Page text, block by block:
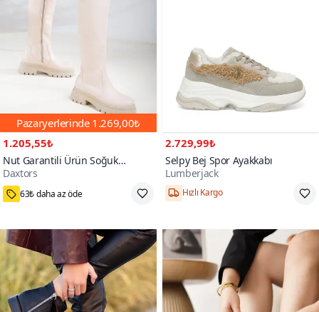
Pazaryerlerinde 1.269,00₺
1.205,55₺
Nut Garantili Ürün Soğuk
Geçirmez Kışlık Çizme
Daxtors
11000+
63₺ daha az öde
2.729,99₺
Selpy Bej Spor Ayakkabı
Lumberjack
Hızlı Kargo